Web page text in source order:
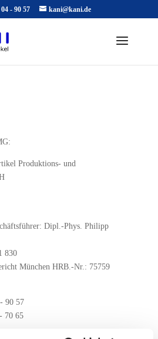
- 90 57 kani@kani.de
Produktions- und
Dipl.-Phys. Philipp
830
München HRB.-Nr.: 75759
90 57
70 65